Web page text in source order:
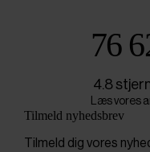
76
4.8
Læs vores
Tilmeld nyhedsbrev
Tilmeld dig vores